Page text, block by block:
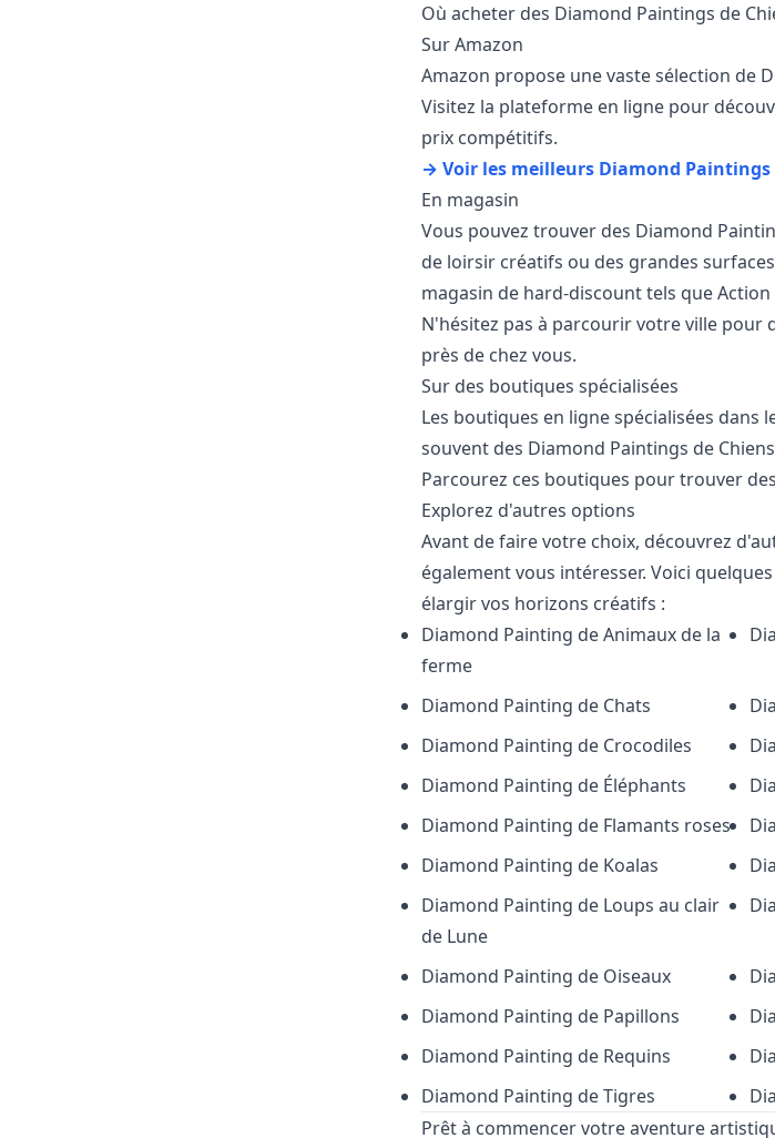
Où acheter des Diamond Paintings de
Sur Amazon
Amazon propose une vaste sélection de
Visitez la plateforme en ligne pour
prix compétitifs.
→ Voir les meilleurs Diamond Paintings
En magasin
Vous pouvez trouver des Diamond
de loirsir créatifs ou des grandes
magasin de hard-discount tels que Action
N'hésitez pas à parcourir votre ville pour
près de chez vous.
Sur des boutiques spécialisées
Les boutiques en ligne spécialisées dans
souvent des Diamond Paintings de
Parcourez ces boutiques pour trouver
Explorez d'autres options
Avant de faire votre choix, découvrez
également vous intéresser. Voici
élargir vos horizons créatifs :
Diamond Painting deAnimaux de la
ferme
Diamond Painting de Chats
Diamond Painting de Crocodiles
Diamond Painting de Éléphants
Diamond Painting de Flamants roses
Diamond Painting de Koalas
Diamond Painting de Loups au clair
de Lune
Diamond Painting de Oiseaux
Diamond Painting de Papillons
Diamond Painting de Requins
Diamond Painting deTigres
Prêt à commencer votre aventure